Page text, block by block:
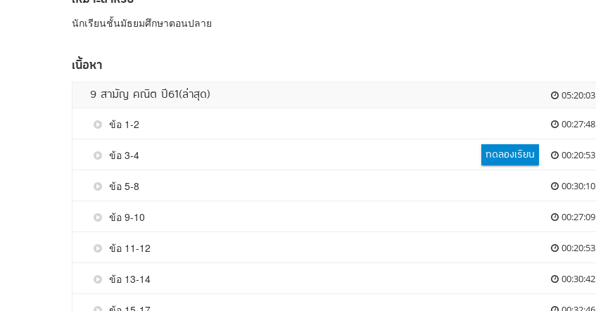
นักเรียนชั้นมัธยมศึกษาตอนปลาย
เนื้อหา
9 สามัญ คณิต ปี61(ล่าสุด) 05:20:03
ข้อ 1-2 00:27:48
ข้อ 3-4 00:20:53
ทดลองเรียน
ข้อ 5-8 00:30:10
ข้อ 9-10 00:27:09
ข้อ 11-12 00:20:53
ข้อ 13-14 00:30:42